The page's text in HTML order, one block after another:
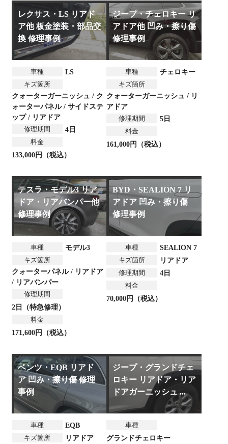
レクサス・LS リアド
ア他 板金塗装・部品交
換 修理事例
車種
LS
キズ箇所
クォーターガーニッシュ / ク
ォーターパネル / サイドステ
ップ / リアドア
修理期間
4日
料金
133,000円（税込）
ジープ・チェロキー リ
アドア他 凹み・擦り傷
修理事例
車種
チェロキー
キズ箇所
クォーターガーニッシュ / リ
アドア
修理期間
5日
料金
161,000円（税込）
テスラ・モデル3 リア
ドア・リアバンパー他
修理事例
車種
モデル3
キズ箇所
クォーターパネル / リアドア
/ リアバンパー
修理期間
2日（特急修理）
料金
171,600円（税込）
BYD・SEALION 7 リ
アドア 凹み・擦り傷
修理事例
車種
SEALION 7
キズ箇所
リアドア
修理期間
4日
料金
70,000円（税込）
ベンツ・EQB リアド
ア 凹み・擦り傷 修理
事例
車種
EQB
キズ箇所
リアドア
ジープ・グランドチェ
ロキー リアドア・リア
ドアガーニッシュ ...
車種
グランドチェロキー